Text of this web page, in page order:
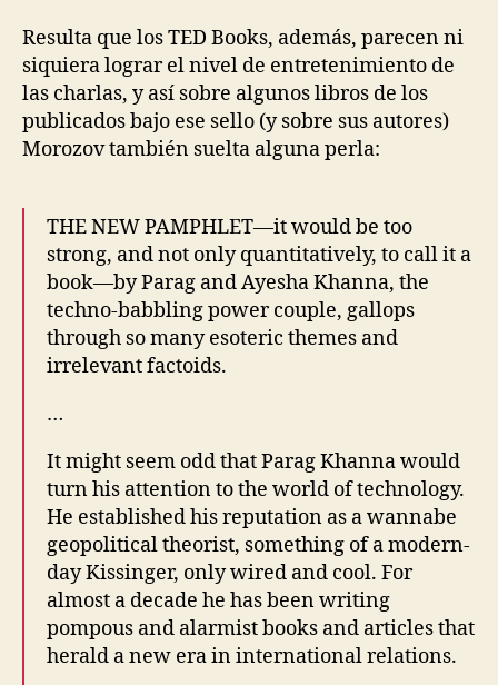
Resulta que los TED Books, además, parecen ni
siquiera lograr el nivel de entretenimiento de
las charlas, y así sobre algunos libros de los
publicados bajo ese sello (y sobre sus autores)
Morozov también suelta alguna perla:
THE NEW PAMPHLET—it would be too
strong, and not only quantitatively, to call it a
book—by Parag and Ayesha Khanna, the
techno-babbling power couple, gallops
through so many esoteric themes and
irrelevant factoids.
…
It might seem odd that Parag Khanna would
turn his attention to the world of technology.
He established his reputation as a wannabe
geopolitical theorist, something of a modern-
day Kissinger, only wired and cool. For
almost a decade he has been writing
pompous and alarmist books and articles that
herald a new era in international relations.